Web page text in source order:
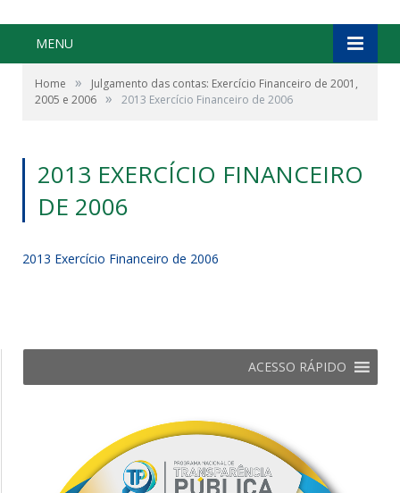
MENU
Home »
Julgamento das contas: Exercício Financeiro de 2001,
2005 e 2006 » 2013 Exercício Financeiro de 2006
2013 EXERCÍCIO FINANCEIRO
DE 2006
2013 Exercício Financeiro de 2006
ACESSO RÁPIDO